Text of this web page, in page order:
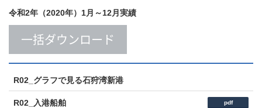
令和2年（2020年）1月～12月実績
一括ダウンロード
R02_グラフで見る石狩湾新港
R02_入港船舶 pdf